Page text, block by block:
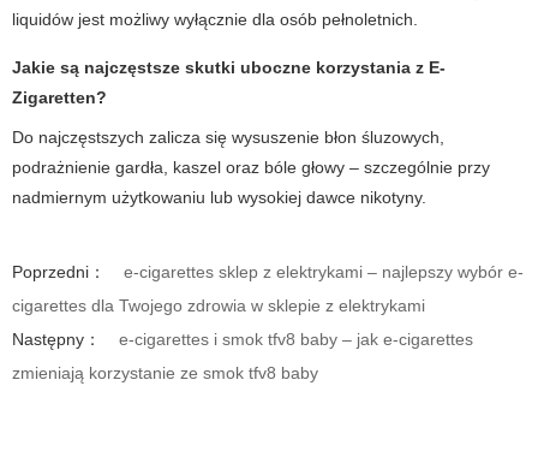
liquidów jest możliwy wyłącznie dla osób pełnoletnich.
Jakie są najczęstsze skutki uboczne korzystania z E-
Zigaretten?
Do najczęstszych zalicza się wysuszenie błon śluzowych,
podrażnienie gardła, kaszel oraz bóle głowy – szczególnie przy
nadmiernym użytkowaniu lub wysokiej dawce nikotyny.
Poprzedni：
e-cigarettes sklep z elektrykami – najlepszy wybór e-
cigarettes dla Twojego zdrowia w sklepie z elektrykami
Następny：
e-cigarettes i smok tfv8 baby – jak e-cigarettes
zmieniają korzystanie ze smok tfv8 baby